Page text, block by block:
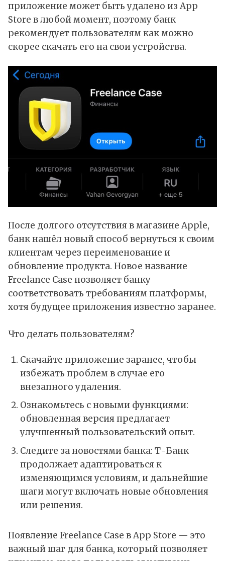
приложение может быть удалено из App
Store в любой момент, поэтому банк
рекомендует пользователям как можно
скорее скачать его на свои устройства.
После долгого отсутствия в магазине Apple,
банк нашёл новый способ вернуться к своим
клиентам через переименование и
обновление продукта. Новое название
Freelance Case позволяет банку
соответствовать требованиям платформы,
хотя будущее приложения известно заранее.
Что делать пользователям?
Скачайте приложение заранее, чтобы
избежать проблем в случае его
внезапного удаления.
Ознакомьтесь с новыми функциями:
обновленная версия предлагает
улучшенный пользовательский опыт.
Следите за новостями банка: Т-Банк
продолжает адаптироваться к
изменяющимся условиям, и дальнейшие
шаги могут включать новые обновления
или решения.
Появление Freelance Case вApp Store — это
важный шаг для банка, который позволяет